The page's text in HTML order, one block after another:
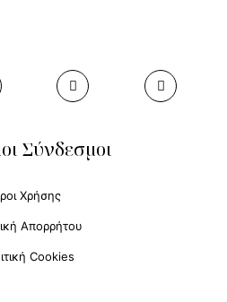
Σύνδεσμοι
Χρήσης
Απορρήτου
Cookies